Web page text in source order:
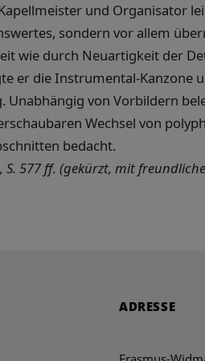
und Organisator
sondern vor allem
wie durch Neuartigkeit der
er die Instrumental-Kanzone
Unabhängig von Vorbildern
Wechsel von
bedacht.
S. 577 ff. (gekürzt, mit
ADRESSE